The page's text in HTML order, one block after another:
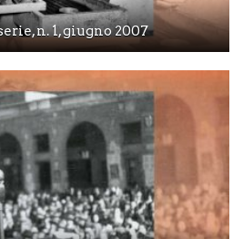
n. 1, giugno 2007